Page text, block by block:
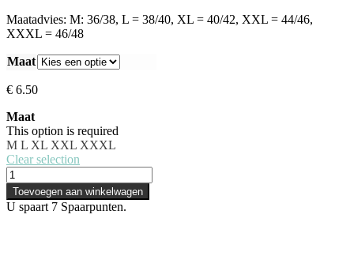
Maatadvies: M: 36/38, L = 38/40, XL = 40/42, XXL = 44/46,
XXXL = 46/48
Maat
€ 6.50
Maat
This option is required
M L XL XXL XXXL
Clear selection
Toevoegen aan winkelwagen
U spaart 7 Spaarpunten.